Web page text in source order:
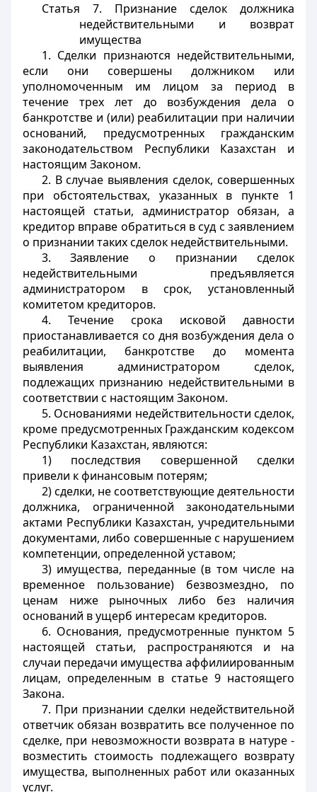
Статья 7. Признание сделок должника
недействительными и возврат
имущества
1. Сделки признаются недействительными,
если они совершены должником или
уполномоченным им лицом за период в
течение трех лет до возбуждения дела о
банкротстве и (или) реабилитации при наличии
оснований, предусмотренных гражданским
законодательством Республики Казахстан и
настоящим Законом.
2. В случае выявления сделок, совершенных
при обстоятельствах, указанных в пункте 1
настоящей статьи, администратор обязан, а
кредитор вправе обратиться в суд с заявлением
о признании таких сделок недействительными.
3. Заявление о признании сделок
недействительными предъявляется
администратором в срок, установленный
комитетом кредиторов.
4. Течение срока исковой давности
приостанавливается со дня возбуждения дела о
реабилитации, банкротстве до момента
выявления администратором сделок,
подлежащих признанию недействительными в
соответствии с настоящим Законом.
5. Основаниями недействительности сделок,
кроме предусмотренных Гражданским кодексом
Республики Казахстан, являются:
1) последствия совершенной сделки
привели к финансовым потерям;
2) сделки, не соответствующие деятельности
должника, ограниченной законодательными
актами Республики Казахстан, учредительными
документами, либо совершенные с нарушением
компетенции, определенной уставом;
3) имущества, переданные (в том числе на
временное пользование) безвозмездно, по
ценам ниже рыночных либо без наличия
оснований в ущерб интересам кредиторов.
6. Основания, предусмотренные пунктом 5
настоящей статьи, распространяются и на
случаи передачи имущества аффилиированным
лицам, определенным в статье 9 настоящего
Закона.
7. При признании сделки недействительной
ответчик обязан возвратить все полученное по
сделке, при невозможности возврата в натуре -
возместить стоимость подлежащего возврату
имущества, выполненных работ или оказанных
услуг.